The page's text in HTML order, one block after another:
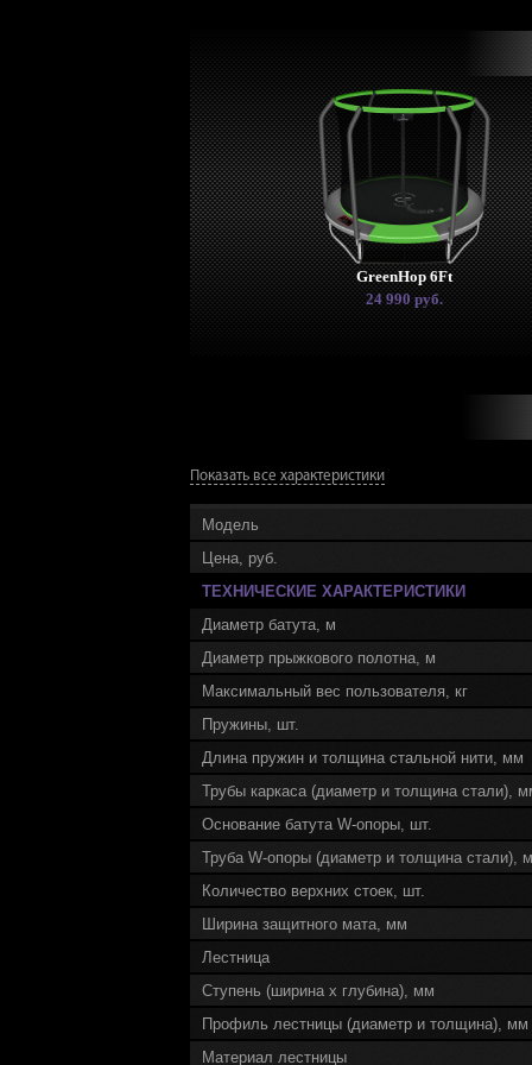
GreenHop 6Ft
24 990 руб.
Показать все характеристики
Модель
Цена, руб.
ТЕХНИЧЕСКИЕ ХАРАКТЕРИСТИКИ
Диаметр батута, м
Диаметр прыжкового полотна, м
Максимальный вес пользователя, кг
Пружины, шт.
Длина пружин и толщина стальной нити, мм
Трубы каркаса (диаметр и толщина стали),
Основание батута W-опоры, шт.
Труба W-опоры (диаметр и толщина стали),
Количество верхних стоек, шт.
Ширина защитного мата, мм
Лестница
Ступень (ширина x глубина), мм
Профиль лестницы (диаметр и толщина), мм
Материал лестницы